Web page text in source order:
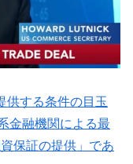
供する条件の目玉
金融機関による最
保証の提供」であ